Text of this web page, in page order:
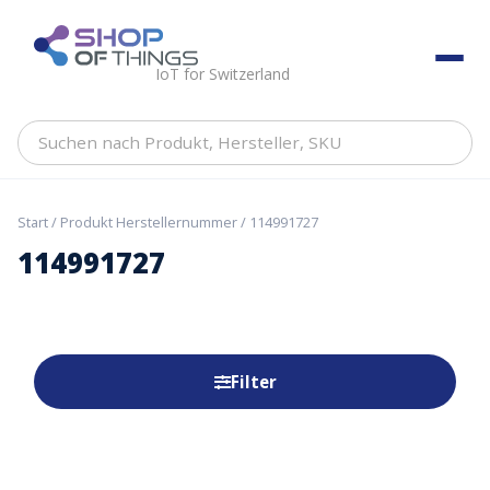
content ShopOfThings
IoT for Switzerland
Suchen
Hersteller,
Start/ Produkt Herstellernummer / 114991727
114991727
Filter